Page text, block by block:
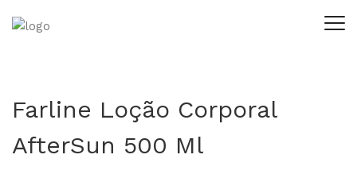
Farline Loção Corporal
AfterSun 500 Ml